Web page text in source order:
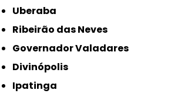
Uberaba
Ribeirão das Neves
Governador Valadares
Divinópolis
Ipatinga